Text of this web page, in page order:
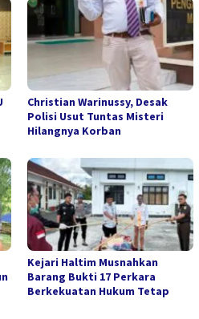
Christian Warinussy, Desak
Polisi Usut Tuntas Misteri
Hilangnya Korban
Kejari Haltim Musnahkan
Barang Bukti 17 Perkara
Berkekuatan Hukum Tetap